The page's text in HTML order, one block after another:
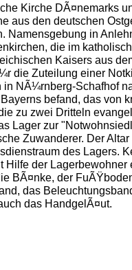
Kirche DÃ¤nemarks
aus den deutschen
Namensgebung in
die im
Kaisers aus
die Zuteilung einer
in NÃ¼rnberg-Schafhof
befand, das von
zu zwei Dritteln
Lager zur
Zuwanderer. Der Altar
des Lagers.
Hilfe der Lagerbewohner
BÃ¤nke, der
das
das HandgelÃ¤ut.